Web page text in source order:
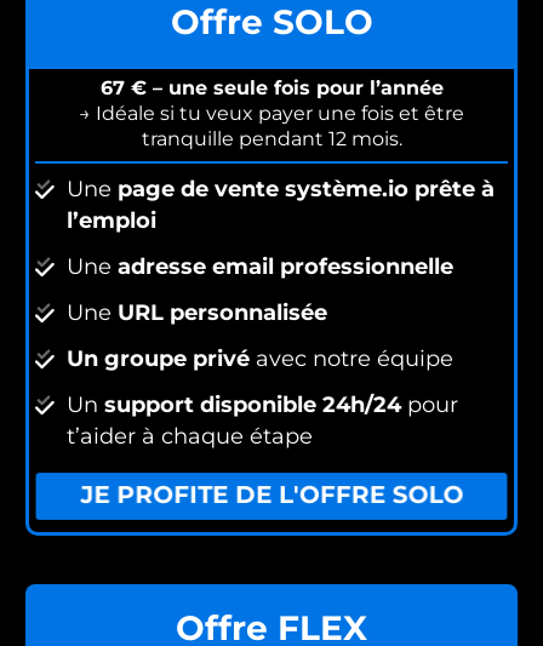
Offre SOLO
67 € – une seule fois pour l’année
→ Idéale si tu veux payer une fois et être
tranquille pendant 12 mois.
Une page de vente système.io prête à
l’emploi
Une adresse email professionnelle
Une URL personnalisée
Un groupe privé avec notre équipe
Un support disponible 24h/24pour
t’aider à chaque étape
JE PROFITE DE L'OFFRE SOLO
Offre FLEX